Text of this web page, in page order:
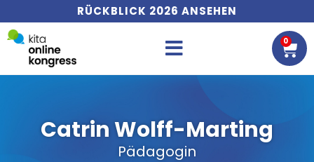
RÜCKBLICK 2026 ANSEHEN
0
Catrin Wolff-Marting
Pädagogin